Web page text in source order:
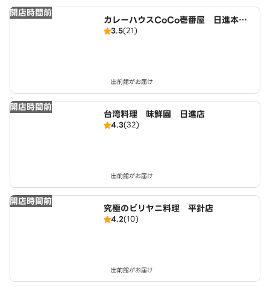
開店時間前
カレーハウスCoCo壱番屋 日進本郷
町店（SD）
3.5(21)
出前館がお届け
開店時間前
台湾料理 味鮮園 日進店
4.3(32)
出前館がお届け
開店時間前
究極のビリヤニ料理 平針店
4.2(10)
出前館がお届け